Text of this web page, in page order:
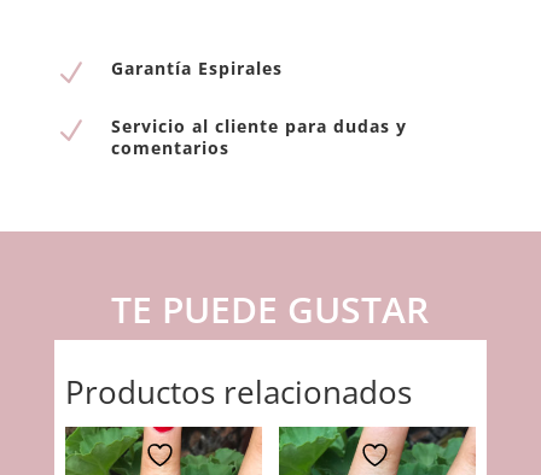
N Garantía Espirales
N
Servicio al cliente para dudas y
comentarios
TE PUEDE GUSTAR
Productos relacionados